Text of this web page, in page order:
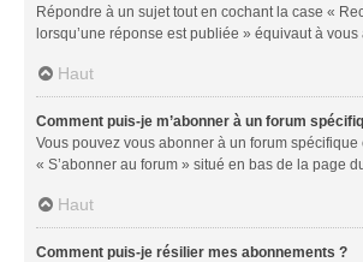
Répondre à un sujet tout en cochant la case «
lorsqu’une réponse est publiée » équivaut à
Haut
Comment puis-je m’abonner à un forum
Vous pouvez vous abonner à un forum
« S’abonner au forum » situé en bas de la page
Haut
Comment puis-je résilier mes abonnements ?